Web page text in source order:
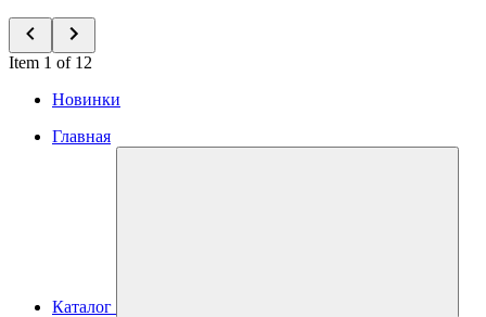
Item 1 of 12
Новинки
Главная
Каталог